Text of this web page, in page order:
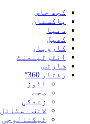
کچھ خاص
پاکستان
دنیا
کھیل
کاروبار
انٹرٹینمنٹ
شارٹس
رفتار 360°
آٹوز
صحت
زندگی
لائف اسٹائل
ٹیکنالوجی